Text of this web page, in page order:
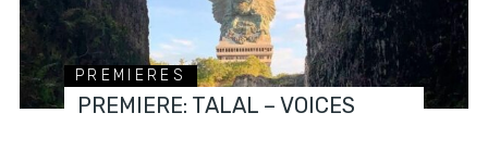
PREMIERES
PREMIERE: TALAL – VOICES